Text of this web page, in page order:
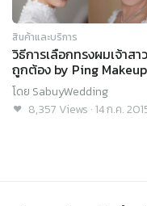
สินค้าและบริการ
วิธีการเลือกทรงผมเจ้าสา
ถูกต้อง by Ping Makeup
โดย SabuyWedding
8,357 Views ·14 ก.ค.